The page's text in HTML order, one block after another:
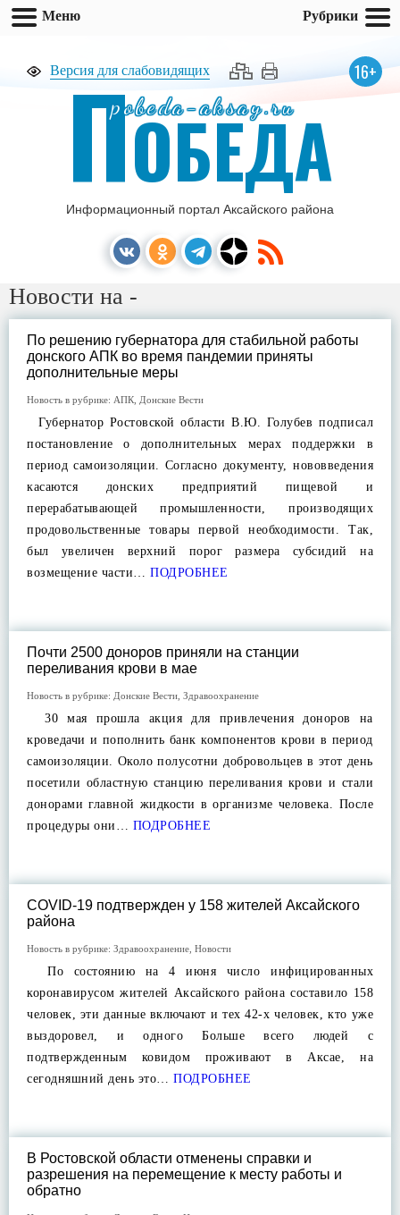
Версия для слабовидящих 16+
pobeda-aksay.ru
ПОБЕДА
Информационный портал Аксайского района
Новости на -
По решению губернатора для стабильной работы
донского АПК во время пандемии приняты
дополнительные меры
Новость в рубрике: АПК Донские Вести
Губернатор Ростовской области В.Ю. Голубев подписал
постановление о дополнительных мерах поддержки в
период самоизоляции. Согласно документу, нововведения
касаются донских предприятий пищевой и
перерабатывающей промышленности, производящих
продовольственные товары первой необходимости. Так,
был увеличен верхний порог размера субсидий на
возмещение части… ПОДРОБНЕЕ
Почти 2500 доноров приняли на станции
переливания крови в мае
Новость в рубрике: Донские Вести Здравоохранение
30 мая прошла акция для привлечения доноров на
кроведачи и пополнить банк компонентов крови в период
самоизоляции. Около полусотни добровольцев в этот день
посетили областную станцию переливания крови и стали
донорами главной жидкости в организме человека. После
процедуры они… ПОДРОБНЕЕ
COVID-19 подтвержден у 158 жителей Аксайского
района
Новость в рубрике: Здравоохранение Новости
По состоянию на 4 июня число инфицированных
коронавирусом жителей Аксайского района составило 158
человек, эти данные включают и тех 42-х человек, кто уже
выздоровел, и одного Больше всего людей с
подтвержденным ковидом проживают в Аксае, на
сегодняшний день это… ПОДРОБНЕЕ
В Ростовской области отменены справки и
разрешения на перемещение к месту работы и
обратно
Меню Рубрики